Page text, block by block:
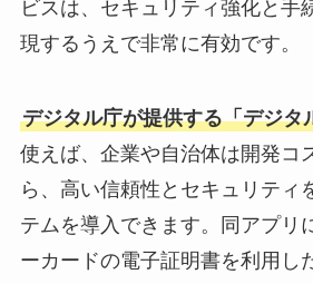
ビスは、セキュリティ強化と手
現するうえで非常に有効です。
デジタル庁が提供する「デジタ
使えば、企業や自治体は開発コ
ら、高い信頼性とセキュリティ
テムを導入できます。同アプリ
ーカードの電子証明書を利用し